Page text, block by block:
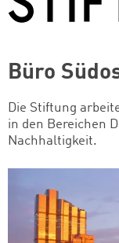
Büro
Die Stiftung
in den Bereichen
Nachhaltigkeit.